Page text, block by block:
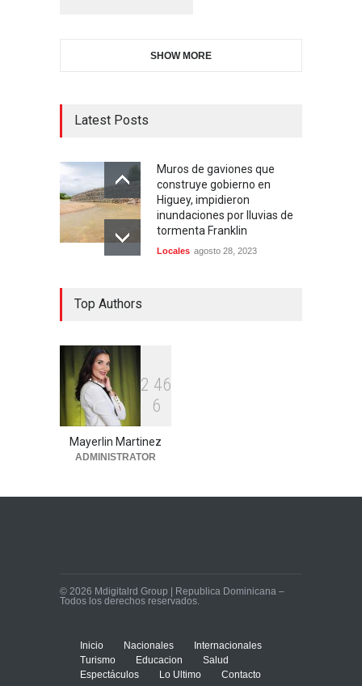
SHOW MORE
Latest Posts
Muros de gaviones que
construye gobierno en
Higuey, impidieron
inundaciones por lluvias de
tormenta Franklin
Locales agosto 28, 2023
Top Authors
2 46
6
Mayerlin Martinez
ADMINISTRATOR
© 2026 Mdigitalrd Group | Republica Dominicana –
Todos los derechos reservados.
Inicio Nacionales
Internacionales
Turismo
Educacion
Salud
Espectáculos
Lo Ultimo Contacto